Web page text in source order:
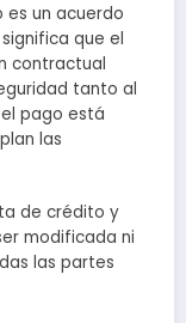
un acuerdo
que el
contractual
tanto al
pago está
las
de crédito y
modificada ni
las partes